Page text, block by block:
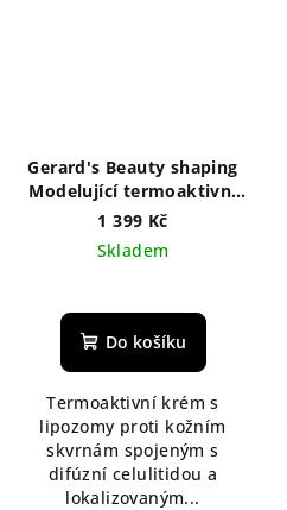
Gerard's Beauty shaping
Modelující termoaktivní
zeštíhlující krém 250 ml
1 399 Kč
Skladem
Do košíku
Termoaktivní krém s
lipozomy proti kožním
skvrnám spojeným s
difúzní celulitidou a
lokalizovaným...